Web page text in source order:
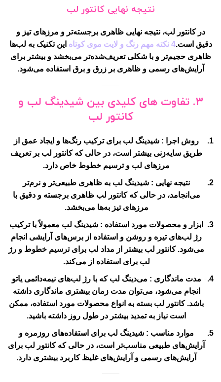
نتیجه نهایی کانتور لب
در کانتور لب، نتیجه نهایی ظاهری برجسته‌تر و مرزهای تیز و
دقیق است.4 نکته مهم رنگ و لایت موی کوتاه
این تکنیک به لب‌ها
ظاهری حجیم‌تر و با شکلی تعریف‌شده‌تر می‌بخشد و بیشتر برای
آرایش‌های رسمی و ظاهری بر زرق و برق استفاده می‌شود.
۳. تفاوت های کلیدی بین شیدینگ لب و
کانتور لب
روش اجرا
: شیدینگ لب برای ترکیب رنگ‌ها و ایجاد عمق از
طریق سایه‌زنی بیشتر است، در حالی که کانتور لب بر تعریف
مرزهای لب و ترسیم خطوط خاص دارد.
نتیجه نهایی : شیدینگ لب به ظاهری طبیعی‌تر و نرم‌تر
می‌انجامد، در حالی که کانتور لب ظاهری برجسته و دقیق با
مرزهای تیز به‌ها می‌بخشد.
ابزار و محصولات مورد استفاده : شیدینگ لب معمولاً با ترکیب
رژ لب‌های تیره و روشن و استفاده از برس‌های آرایشی انجام
می‌شود. کانتور لب بیشتر از مداد لب برای ترسیم خطوط و رژ
لب برای استفاده از می‌کند.
مدت ماندگاری : می‌دینگ لب که با رژ لب‌های نیمه‌دائمی یاتو
انجام می‌شود، می‌توان مدت زمان بیشتری ماندگاری داشته
باشد. کانتور لب بسته به انواع محصولات مورد استفاده، ممکن
است نیاز به تمدید بیشتر در طول روز داشته باشید.
موارد مناسب : شیدینگ لب برای استفاده‌های روزمره و
آرایش‌های طبیعی مناسب‌تر است، در حالی که کانتور لب برای
آرایش‌های رسمی و آرایش‌های غلیظ کاربرد بیشتری دارد.